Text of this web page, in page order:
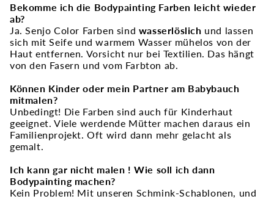
Bekomme ich die Bodypainting Farben leicht wieder
ab?
Ja. Senjo Color Farben sind wasserlöslich und lassen
sich mit Seife und warmem Wasser mühelos von der
Haut entfernen. Vorsicht nur bei Textilien. Das hängt
von den Fasern und vom Farbton ab.
Können Kinder oder mein Partner am Babybauch
mitmalen?
Unbedingt! Die Farben sind auch für Kinderhaut
geeignet. Viele werdende Mütter machen daraus ein
Familienprojekt. Oft wird dann mehr gelacht als
gemalt.
Ich kann gar nicht malen ! Wie soll ich dann
Bodypainting machen?
Kein Problem! Mit unseren Schmink-Schablonen, und